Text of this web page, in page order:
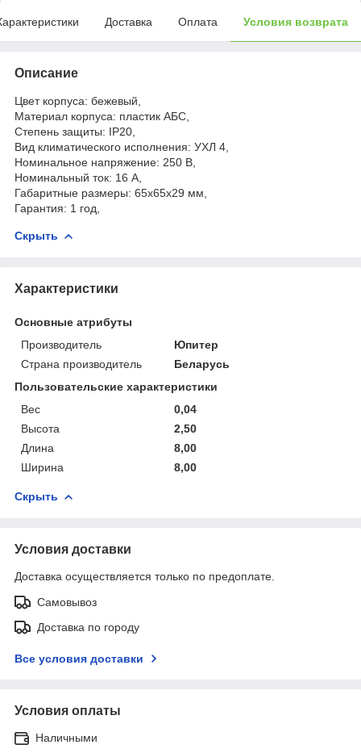
Доставка Оплата Условия возврата
Описание
Цвет корпуса: бежевый,
Материал корпуса: пластик АБС,
Степень защиты: IP20,
Вид климатического исполнения: УХЛ 4,
Номинальное напряжение: 250 В,
Номинальный ток: 16 А,
Габаритные размеры: 65х65х29 мм,
Гарантия: 1 год,
Скрыть
Характеристики
Основные атрибуты
Производитель
Юпитер
Страна производитель
Беларусь
Пользовательские характеристики
Вес
0,04
Высота
2,50
Длина
8,00
Ширина
8,00
Скрыть
Условия доставки
Доставка осуществляется только по предоплате.
Самовывоз
Доставка по городу
Все условия доставки
Условия оплаты
Наличными